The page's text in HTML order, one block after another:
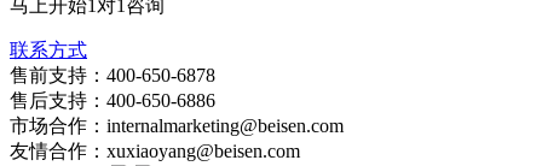
马上开始1对1咨询
联系方式
售前支持：400-650-6878
售后支持：400-650-6886
市场合作：internalmarketing@beisen.com
友情合作：xuxiaoyang@beisen.com